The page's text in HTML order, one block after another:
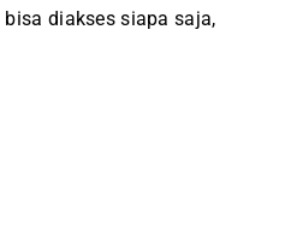
diakses siapa saja,